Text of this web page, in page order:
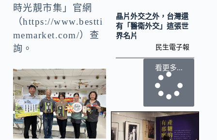
時光靚市集」官網
（https://www.bestti
memarket.com/）查
詢。
晶片外交之外，台灣還
有「醫衛外交」這張世
界名片
民生電子報
看更多...